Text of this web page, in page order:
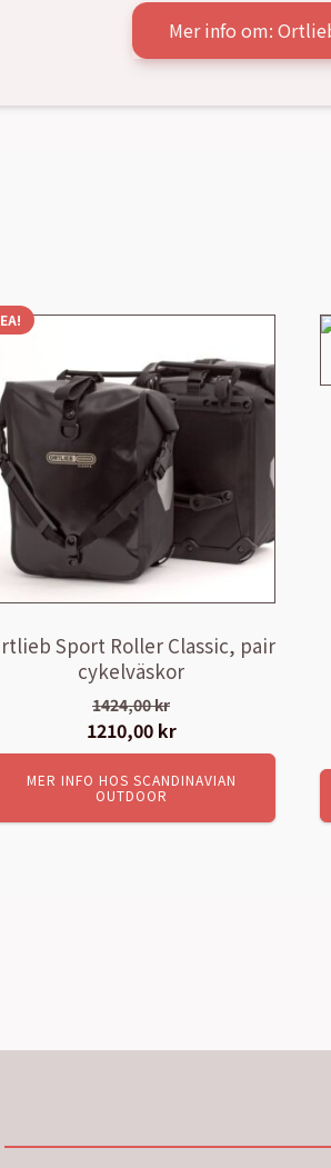
Mer info om:
Sport Roller Classic, pair
cykelväskor
1424,00kr
Det
ursprungliga
priset
1210,00 krDet
nuvarande
priset
MER INFO HOS SCANDINAVIAN
OUTDOOR